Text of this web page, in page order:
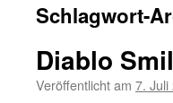
Schlagwort-
Diablo
Veröffentlicht am 7. Juli